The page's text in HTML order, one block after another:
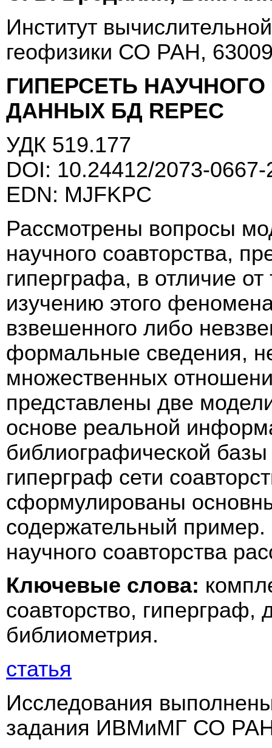
Институт
геофизики СО РАН,
ГИПЕРСЕТЬ
ДАННЫХ БД REPEC
УДК 519.177
DOI: 10.24412/2073-
EDN: MJFKPC
Рассмотрены вопросы
научного соавторства,
гиперграфа, в отличие
изучению этого
взвешенного либо
формальные сведения,
множественных
представлены две
основе реальной
библиографической
гиперграф сети
сформулированы
содержательный
научного соавторства
Ключевые слова:
соавторство, гиперграф,
библиометрия.
статья
Исследования
задания ИВМиМГ СО РАН